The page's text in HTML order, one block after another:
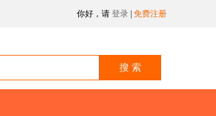
你好，请 登录 免费注册